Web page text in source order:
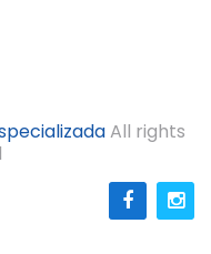
All rights